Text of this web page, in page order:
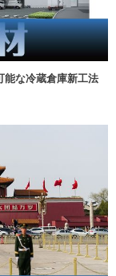
能な冷蔵倉庫新工法